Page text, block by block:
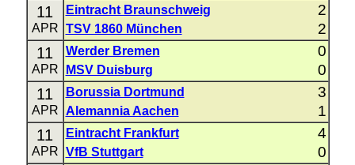
11
APR
Eintracht Braunschweig 2
TSV 1860 München 2
11
APR
Werder Bremen 0
MSV Duisburg 0
11
APR
Borussia Dortmund 3
Alemannia Aachen 1
11
APR
Eintracht Frankfurt 4
VfB Stuttgart 0